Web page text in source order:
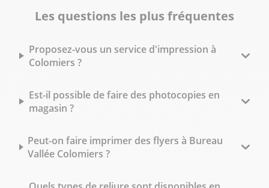
Les questions les plus fréquentes
Proposez-vous un service d'impression à
Colomiers ?
Est-il possible de faire des photocopies en
magasin ?
Peut-on faire imprimer des flyers à Bureau
Vallée Colomiers ?